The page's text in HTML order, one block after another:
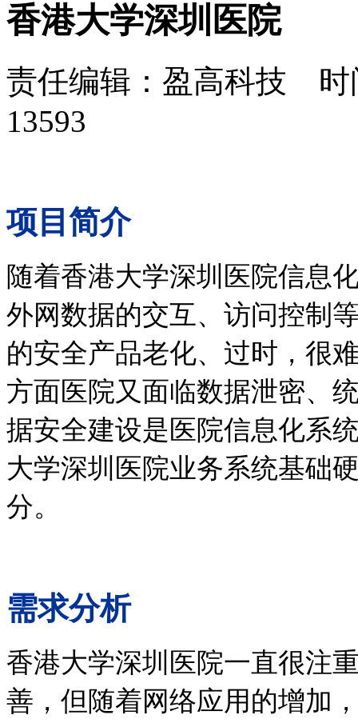
香港大学深圳医院
责任编辑：盈高科技 时
13593
项目简介
随着香港大学深圳医院信息
外网数据的交互、访问控制
的安全产品老化、过时，很
方面医院又面临数据泄密、
据安全建设是医院信息化系
大学深圳医院业务系统基础
分。
需求分析
香港大学深圳医院一直很注
善，但随着网络应用的增加